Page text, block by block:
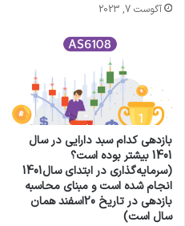
آگوست 7, 2023
بازدهی کدام سبد دارایی در سال
1401 بیشتر بوده است؟
(سرمایه‌گذاری در ابتدای سال1401
انجام شده است و مبنای محاسبه
بازدهی در تاریخ 20اسفند همان
سال است)